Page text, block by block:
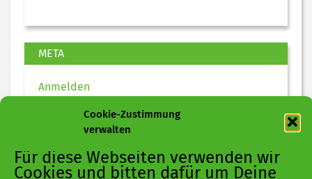
Cookie-Zustimmung
verwalten
Für diese Webseiten verwenden wir
Cookies und bitten dafür um Deine
META
Anmelden
Kommentar-Feed
WordPress.org